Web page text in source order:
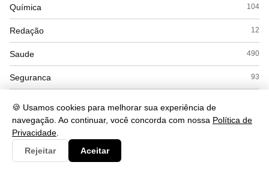
🍪 Usamos cookies para melhorar sua experiência de
navegação. Ao continuar, você concorda com nossa Política de
Privacidade
Rejeitar
Aceitar
Química 104
Redação 12
Saude 490
Seguranca 93
Sociologia 45
Tecnologia